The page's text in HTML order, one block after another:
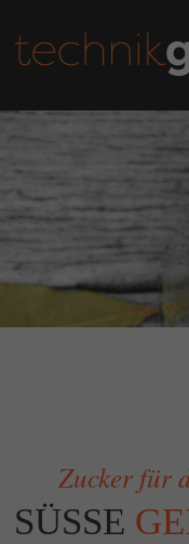
Zucker für
SÜSSE